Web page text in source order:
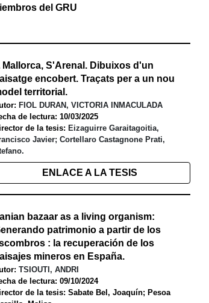
del GRU
Mallorca, S'Arenal. Dibuixos d'un
encobert. Traçats per a un nou
territorial.
FIOL DURAN, VICTORIA INMACULADA
de lectura: 10/03/2025
de la tesis: Eizaguirre Garaitagoitia,
Javier; Cortellaro Castagnone Prati,
ENLACE A LA TESIS
bazaar as a living organism:
patrimonio a partir de los
: la recuperación de los
mineros en España.
TSIOUTI, ANDRI
de lectura: 09/10/2024
de la tesis: Sabate Bel, Joaquín; Pesoa